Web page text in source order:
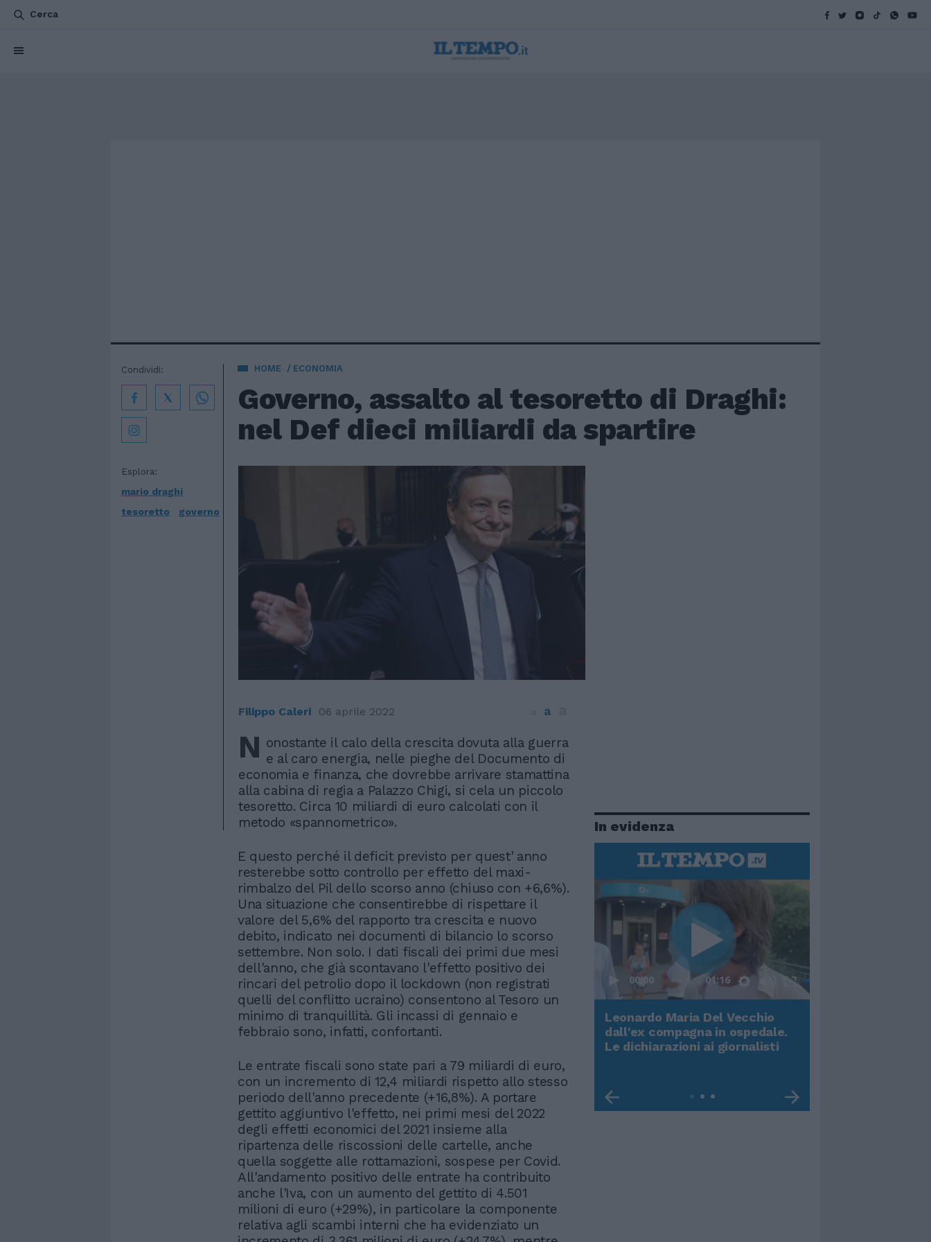
Cerca
HOME ECONOMIA
Governo, assalto al tesoretto di Draghi:
nel Def dieci miliardi da spartire
Esplora:
mario draghi
tesoretto
governo
Condividi:
Filippo Caleri 06 aprile 2022 a
N onostante il calo della crescita dovuta alla guerra
e al caro energia, nelle pieghe del Documento di
economia e finanza, che dovrebbe arrivare stamattina
alla cabina di regia a Palazzo Chigi, si cela un piccolo
tesoretto. Circa 10 miliardi di euro calcolati con il
metodo «spannometrico».
E questo perché il deficit previsto per quest' anno
resterebbe sotto controllo per effetto del maxi-
rimbalzo del Pil dello scorso anno (chiuso con +6,6%).
Una situazione che consentirebbe di rispettare il
valore del 5,6% del rapporto tra crescita e nuovo
debito, indicato nei documenti di bilancio lo scorso
settembre. Non solo. I dati fiscali dei primi due mesi
dell'anno, che già scontavano l'effetto positivo dei
rincari del petrolio dopo il lockdown (non registrati
quelli del conflitto ucraino) consentono al Tesoro un
minimo di tranquillità. Gli incassi di gennaio e
febbraio sono, infatti, confortanti.
Le entrate fiscali sono state pari a 79 miliardi di euro,
con un incremento di 12,4 miliardi rispetto allo stesso
periodo dell'anno precedente (+16,8%). A portare
gettito aggiuntivo l'effetto, nei primi mesi del 2022
degli effetti economici del 2021 insieme alla
ripartenza delle riscossioni delle cartelle, anche
quella soggette alle rottamazioni, sospese per Covid.
All'andamento positivo delle entrate ha contribuito
anche l'Iva, con un aumento del gettito di 4.501
milioni di euro (+29%), in particolare la componente
relativa agli scambi interni che ha evidenziato un
In evidenza
Trump, Meloni e la strategia
americana
00:00 01:16
Leonardo Maria Del Vecchio
dall'ex compagna in ospedale.
Le dichiarazioni ai giornalisti